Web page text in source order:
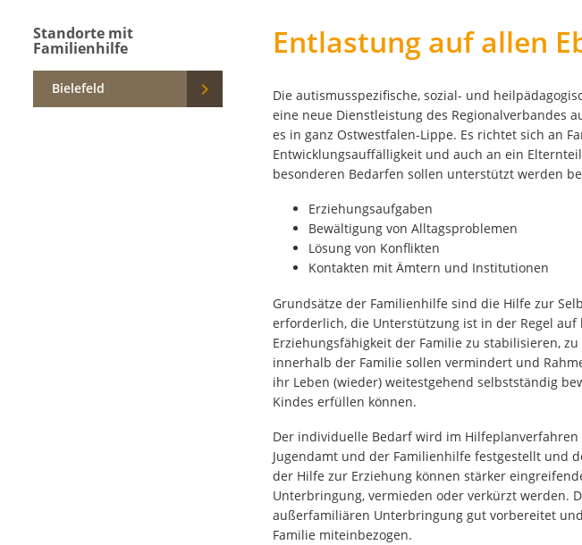
Entlastung auf allen
Die autismusspezifische, sozial- und
eine neue Dienstleistung des Regionalverbandes
es in ganz Ostwestfalen-Lippe. Es richtet sich an
Entwicklungsauffälligkeit und auch an ein
besonderen Bedarfen sollen unterstützt werden
Erziehungsaufgaben
Bewältigung von Alltagsproblemen
Lösung von Konflikten
Kontakten mit Ämtern und Institutionen
Grundsätze der Familienhilfe sind die Hilfe zur
erforderlich, die Unterstützung ist in der Regel auf
Erziehungsfähigkeit der Familie zu stabilisieren,
innerhalb der Familie sollen vermindert und
ihr Leben (wieder) weitestgehend selbstständig
Kindes erfüllen können.
Der individuelle Bedarf wird im
Jugendamt und der Familienhilfe festgestellt und
der Hilfe zur Erziehung können stärker
Unterbringung, vermieden oder verkürzt werden.
außerfamiliären Unterbringung gut vorbereitet
Familie miteinbezogen.
Standorte mit
Familienhilfe
Bielefeld 